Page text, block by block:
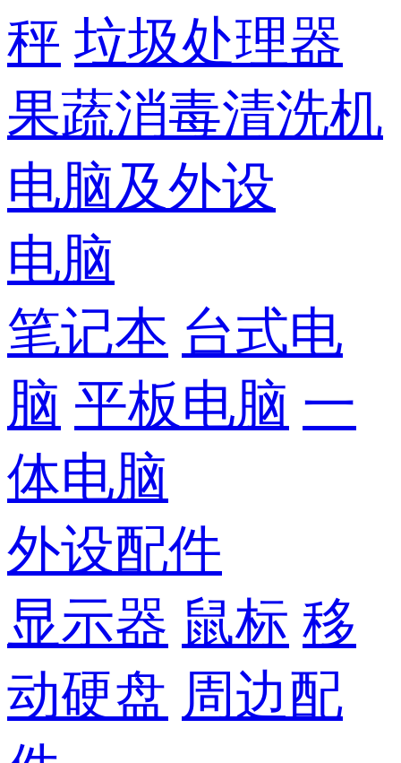
秤 垃圾处理器
果蔬消毒清洗机
电脑及外设
电脑
笔记本 台式电
脑 平板电脑 一
体电脑
外设配件
显示器 鼠标 移
动硬盘 周边配